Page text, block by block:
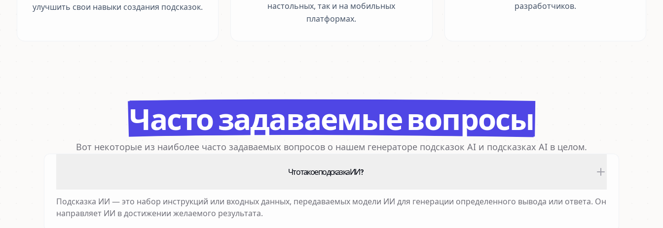
улучшить свои навыки создания подсказок.
настольных, так и на мобильных
платформах.
разработчиков.
Часто задаваемые вопросы
Вот некоторые из наиболее часто задаваемых вопросов о нашем генераторе подсказок AI и подсказках AI в целом.
Что такое подсказка ИИ?
Подсказка ИИ — это набор инструкций или входных данных, передаваемых модели ИИ для генерации определенного вывода или ответа. Он
направляет ИИ в достижении желаемого результата.